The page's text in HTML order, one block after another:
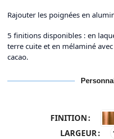
Rajouter les poignées en
5 finitions disponibles : en
terre cuite et en mélaminé
cacao.
FINITION
LARGEUR